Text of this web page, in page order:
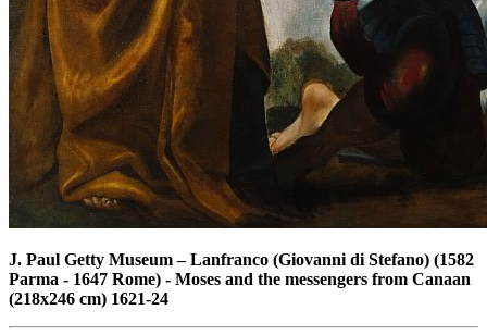
J. Paul Getty Museum–Lanfranco (Giovanni di Stefano) (1582
Parma - 1647 Rome) - Moses and the messengers from Canaan
(218x246 cm) 1621-24